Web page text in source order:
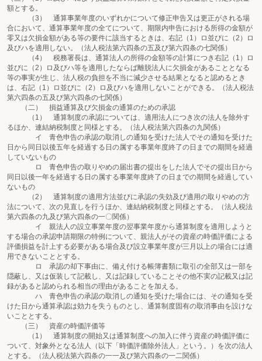
額とする。
（3） 通算事業年度のいずれかについて修正申告又は更正がされる場
合において、通算事業年度の全てについて、期限内申告における所得の金額が
零又は欠損金額がある等の要件に該当するときは、右記（1）ロ並びに（2）ロ
及びハを適用しない。（法人税法第六四条の五及び第六四条の七関係）
（4） 税務署長は、通算法人の所得の金額等の計算につき右記（1）ロ
並びに（2）ロ及びハ等を適用したならば離脱法人に欠損金があることとなる
等の事実が生じ、法人税の負担を不当に減少させる結果となると認めるとき
は、右記（1）ロ並びに（2）ロ及びハを適用しないことができる。（法人税法
第六四条の五及び第六四条の七関係）
（二） 損益通算及び欠損金の通算のための承認
（1） 通算制度の承認については、適用法人につき次の法人を除外す
るほか、連結納税制度と同様とする。（法人税法第六四条の九関係）
イ 青色申告の承認の取消しの通知を受けた法人でその通知を受けた
日から同日以後五年を経過する日の属する事業年度終了の日までの期間を経過
していないもの
ロ 青色申告の取りやめの届出書の提出をした法人でその提出日から
同日以後一年を経過する日の属する事業年度終了の日までの期間を経過してい
ないもの
（2） 通算制度の適用方法並びに承認の失効及び適用の取りやめの方
法について、次の見直しを行うほか、連結納税制度と同様とする。（法人税法
第六四条の九及び第六四条の一〇関係）
イ 親法人の設立事業年度の翌事業年度から通算制度を適用しようと
する場合の承認申請期限の特例について、親法人がその資産の時価評価による
評価損益を計上する必要がある場合及び設立事業年度が三月以上の場合には適
用できないこととする。
ロ 承認の却下事由に、備え付ける帳簿書類に取引の全部又は一部を
隠蔽し、又は仮装して記載し、又は記録していることその他不実の記載又は記
録があると認められる相当の理由があることを加える。
ハ 青色申告の承認の取消しの通知を受けた場合には、その通知を受
けた日から通算承認は効力を失うものとし、通算制度固有の取消事由を設けな
いこととする。
（三） 資産の時価評価等
（1） 通算制度の開始又は通算制度への加入に伴う資産の時価評価に
ついて、対象外となる法人（以下「時価評価除外法人」という。）を次の法人
とする。（法人税法第六四条の一一及び第六四条の一二関係）